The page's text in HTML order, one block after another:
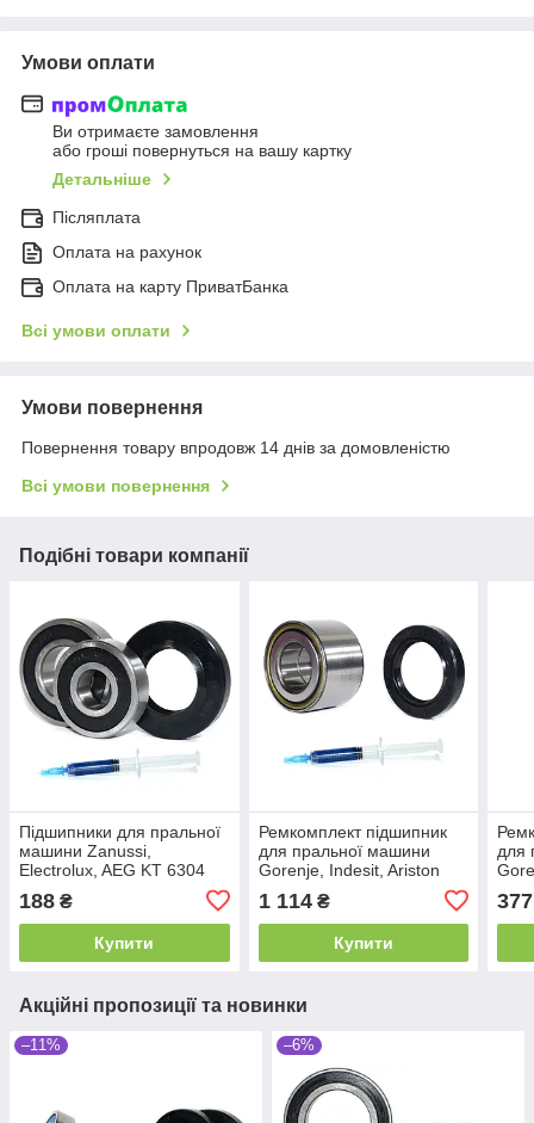
Умови оплати
Ви отримаєте замовлення
або гроші повернуться на вашу картку
Детальніше
Післяплата
Оплата на рахунок
Оплата на карту ПриватБанка
Всі умови оплати
Умови повернення
Повернення товару впродовж 14 днів за домовленістю
Всі умови повернення
Подібні товари компанії
Підшипники для пральної
машини Zanussi,
Electrolux, AEG KT 6304
35x62x10/12 мастило
188 ₴
Купити
Ремкомплект підшипник
для пральної машини
Gorenje, Indesit, Ariston
PFI BA2B 633667, сальник
40x60x10 мастило
1 114₴
Купити
для
377
Акційні пропозиції та новинки
–11% –6%